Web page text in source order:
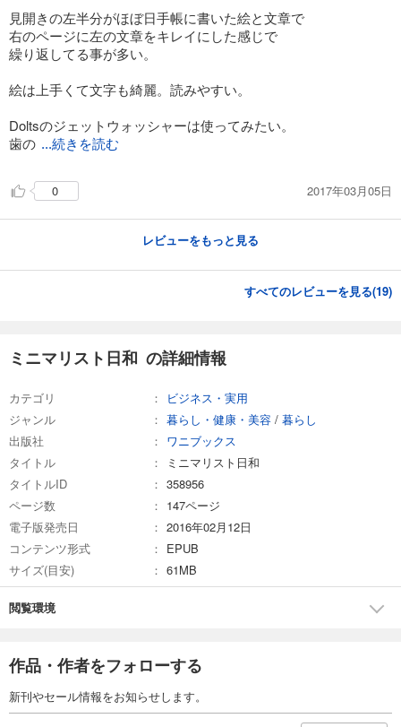
見開きの左半分がほぼ日手帳に書いた絵と文章で
右のページに左の文章をキレイにした感じで
繰り返してる事が多い。
絵は上手くて文字も綺麗。読みやすい。
Doltsのジェットウォッシャーは使ってみたい。
歯の ...続きを読む
0 2017年03月05日
レビューをもっと見る
すべてのレビューを見る(19)
ミニマリスト日和 の詳細情報
カテゴリ
ビジネス・実用
ジャンル
暮らし・健康・美容 / 暮らし
出版社
ワニブックス
タイトル
ミニマリスト日和
タイトルID
358956
ページ数
147ページ
電子版発売日
2016年02月12日
コンテンツ形式
EPUB
サイズ(目安)
61MB
閲覧環境
作品・作者をフォローする
新刊やセール情報をお知らせします。